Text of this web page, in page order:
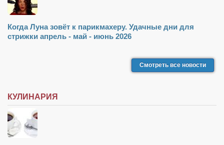
Когда Луна зовёт к парикмахеру. Удачные дни для
стрижки апрель - май - июнь 2026
Смотреть все новости
КУЛИНАРИЯ